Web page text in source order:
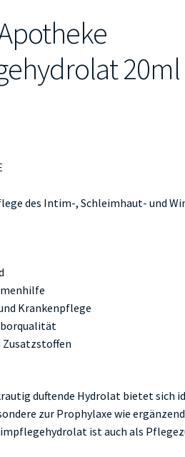
20ml
des Intim-, Schleimhaut- und
Krankenpflege
duftende Hydrolat bietet sich
zur Prophylaxe wie
ist auch als